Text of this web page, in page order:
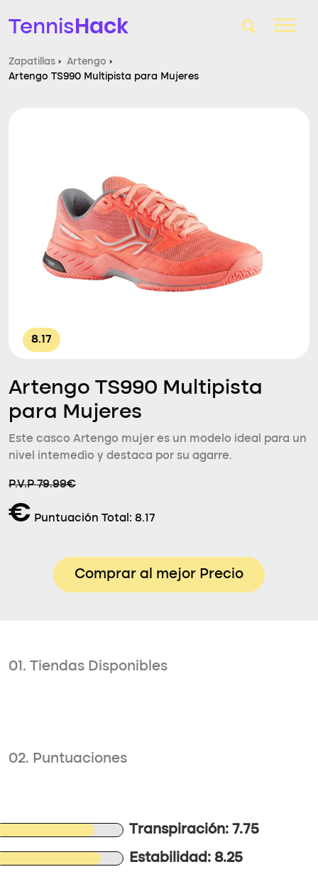
TennisHack
T-Finder
Comparador
Consultorio
Blog
Zapatillas › Artengo ›
Artengo TS990 Multipista para Mujeres
8.17
Artengo TS990 Multipista
para Mujeres
Este casco Artengo mujer es un modelo ideal para un
nivel intemedio y destaca por su agarre.
P.V.P 79.99€
€ Puntuación Total: 8.17
Comprar al mejor Precio
01. Tiendas Disponibles
02. Puntuaciones
Transpiración: 7.75
Estabilidad: 8.25